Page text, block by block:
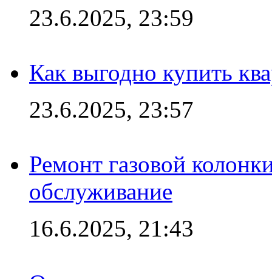
23.6.2025, 23:59
Как выгодно купить
23.6.2025, 23:57
Ремонт газовой
обслуживание
16.6.2025, 21:43